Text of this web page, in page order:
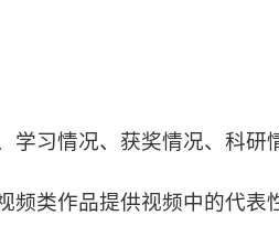
学习情况、获奖情况、科
频类作品提供视频中的代表